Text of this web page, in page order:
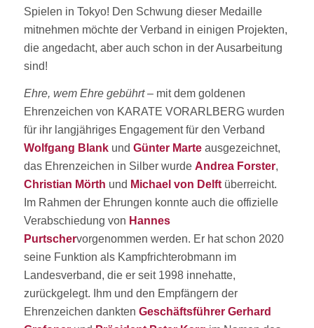
Spielen in Tokyo! Den Schwung dieser Medaille
mitnehmen möchte der Verband in einigen Projekten,
die angedacht, aber auch schon in der Ausarbeitung
sind!
Ehre, wem Ehre gebührt– mit dem goldenen
Ehrenzeichen von KARATE VORARLBERG wurden
für ihr langjähriges Engagement für den Verband
Wolfgang Blankund Günter Marteausgezeichnet,
das Ehrenzeichen in Silber wurde Andrea Forster,
Christian Mörth und Michael von Delftüberreicht.
Im Rahmen der Ehrungen konnte auch die offizielle
Verabschiedung von Hannes
Purtschervorgenommen werden. Er hat schon 2020
seine Funktion als Kampfrichterobmann im
Landesverband, die er seit 1998 innehatte,
zurückgelegt. Ihm und den Empfängern der
Ehrenzeichen dankten Geschäftsführer Gerhard